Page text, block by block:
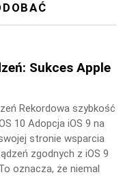
Sukces Apple
Rekordowa szybkość
10 Adopcja iOS 9 na
stronie wsparcia
zgodnych z iOS 9
oznacza, że niemal